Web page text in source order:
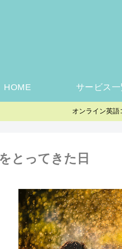
HOME サービス
オンライン英
とってきた日